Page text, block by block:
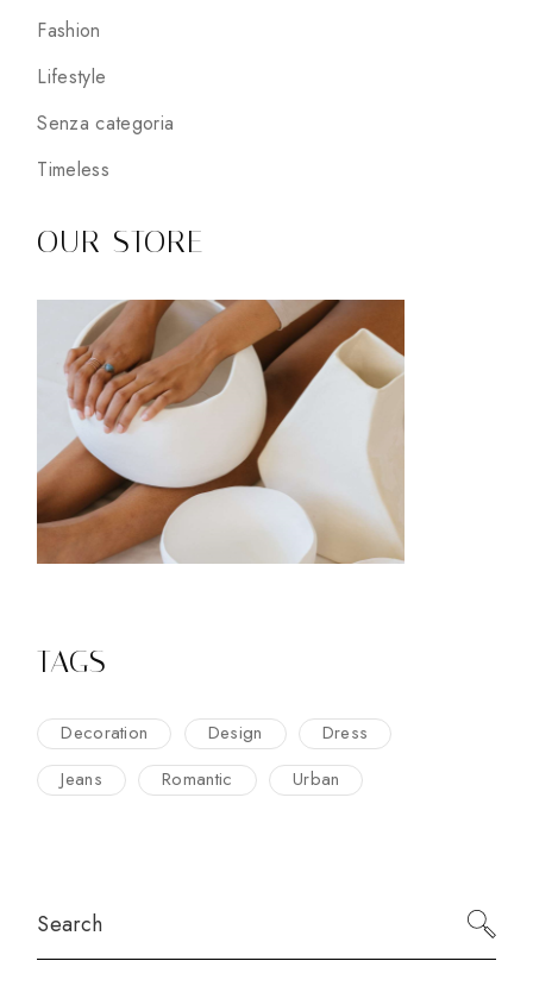
Fashion
Lifestyle
Senza categoria
Timeless
OUR STORE
TAGS
Decoration Design
Dress
Jeans
Romantic Urban